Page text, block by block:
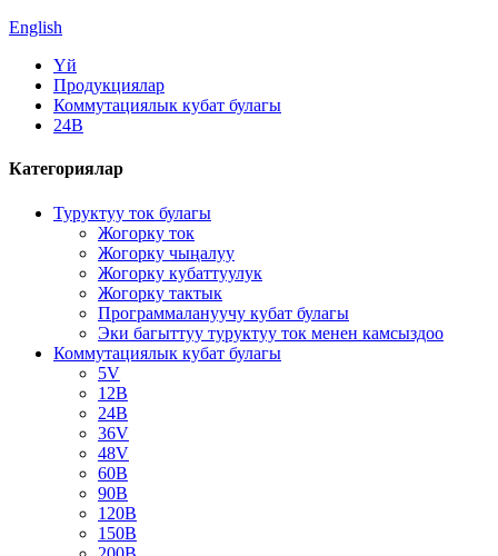
English
Үй
Продукциялар
Коммутациялык кубат булагы
24В
Категориялар
Туруктуу ток булагы
Жогорку ток
Жогорку чыңалуу
Жогорку кубаттуулук
Жогорку тактык
Программалануучу кубат булагы
Эки багыттуу туруктуу ток менен камсыздоо
Коммутациялык кубат булагы
5V
12В
24В
36V
48V
60В
90В
120В
150В